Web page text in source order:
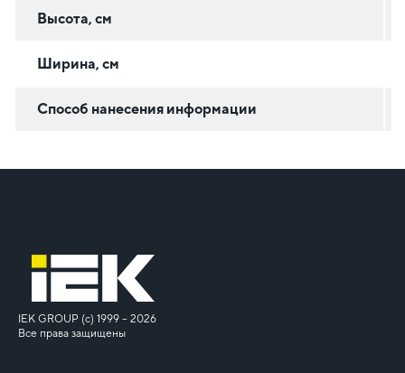
Высота, см
Ширина, см
Способ нанесения информации
IEK GROUP (c) 1999 – 2026
Все права защищены